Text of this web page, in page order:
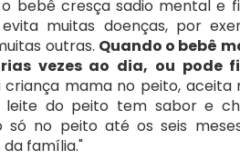
bebê cresça sadio mental e
muitas doenças, por
outras. Quando o bebê
vezes ao dia, ou pode
criança mama no peito,
leite do peito tem sabor e
só no peito até os seis
família."